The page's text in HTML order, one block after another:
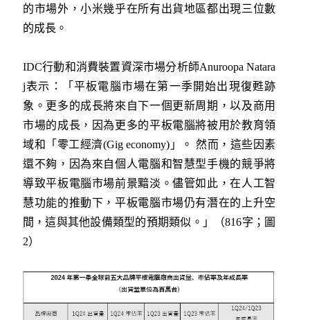
的市場外，小米幾乎在所有出貨地區都出現三位數
的成長。
IDC行動和消費裝置資深市場分析師Anuroopa Natara
j表示：「平板電腦市場在第一季開始出現復甦跡
象。更多的成長將來自下一個更新周期，以及商用
市場的成長，因為更多的平板電腦將被用於教育領
域和「零工經濟(Gig economy)」。 然而，這些因素
還不夠，因為來自個人電腦和智慧型手機的競爭將
導致平板電腦市場前景黯淡。儘管如此，在人工智
慧功能的推動下，平板電腦市場仍有潛在的上升空
間，這與其他設備類型的預期類似。 」（816字；圖
2）